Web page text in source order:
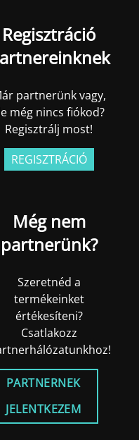
Regisztráció
partnerünk vagy,
még nincs fiókod?
Regisztrálj most!
REGISZTRÁCIÓ
Még nem
partnerünk?
Szeretnéd a
termékeinket
értékesíteni?
Csatlakozz
PARTNERNEK
JELENTKEZEM